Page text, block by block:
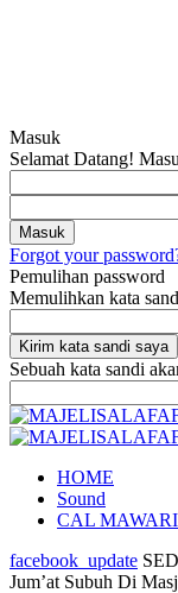
Masuk
Selamat Datang!
Forgot your
Pemulihan password
Memulihkan kata
Sebuah kata sandi
HOME
Sound
CAL
facebook_update
Jum’at Subuh Di